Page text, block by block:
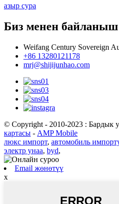
азыр сура
Биз менен байланыш
Weifang Century Sovereign
+86 13280121178
mrj@shijijunhao.com
© Copyright - 2010-2023 : Бардык
картасы - AMP Mobile
люкс импорт, автомобиль
электр унаа, byd,
Email жөнөтүү
x